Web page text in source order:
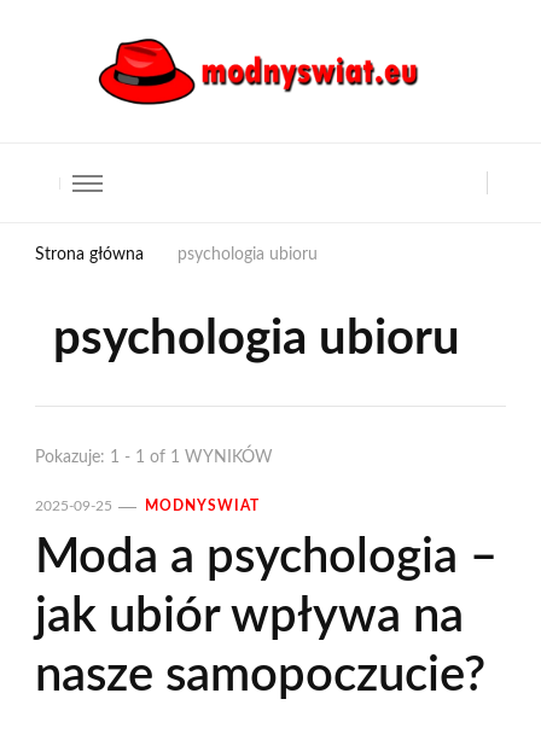
Strona główna psychologia ubioru
psychologia ubioru
Pokazuje: 1 - 1 of 1 WYNIKÓW
2025-09-25 MODNYSWIAT
Moda a psychologia –
jak ubiór wpływa na
nasze samopoczucie?